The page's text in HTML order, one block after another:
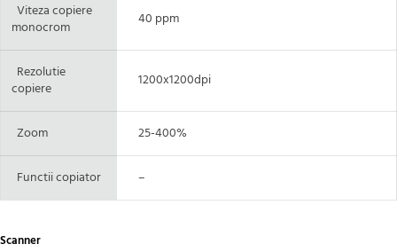
Viteza copiere
monocrom
40 ppm
Rezolutie
copiere
1200x1200dpi
Zoom 25-400%
Functii copiator –
Scanner